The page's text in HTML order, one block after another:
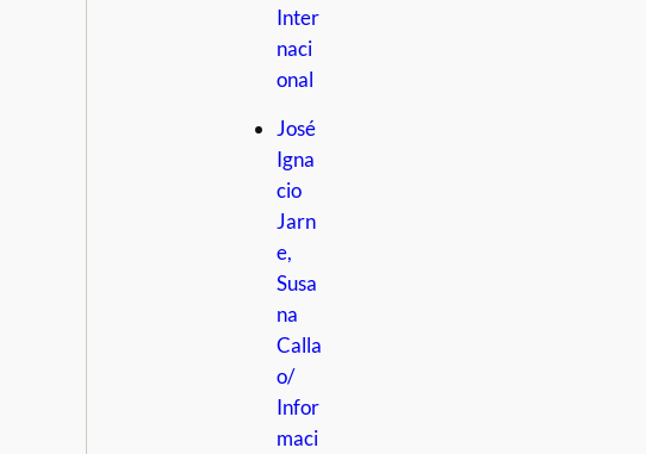
Inter
naci
onal
José
Igna
cio
Jarn
e,
Susa
na
Calla
o/
Infor
maci